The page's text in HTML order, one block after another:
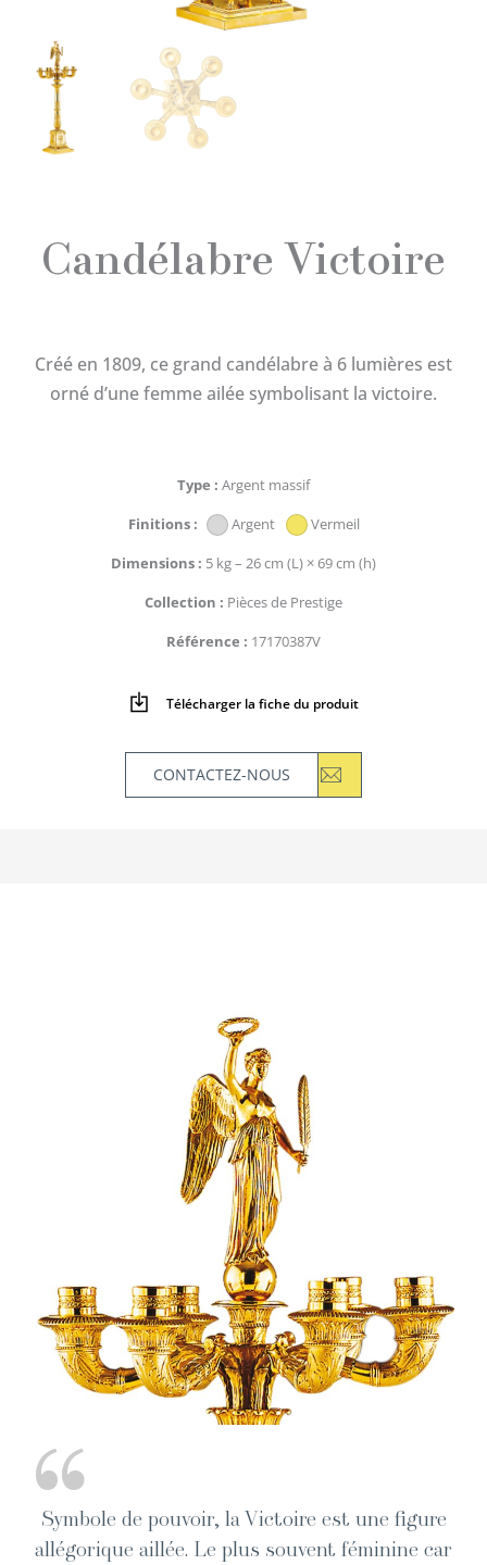
Candélabre Victoire
Créé en 1809, ce grand candélabre à 6 lumières est
orné d’une femme ailée symbolisant la victoire.
Type
Argent massif
Finitions
Argent
Vermeil
Dimensions
5 kg – 26 cm (L) × 69 cm (h)
Collection
Pièces de Prestige
Référence
17170387V
Télécharger la fiche du produit
CONTACTEZ-NOUS
“
Sym­bole de pou­voir, la Vic­toire est une fig­ure
allé­gorique ail­lée. Le plus sou­vent fémi­nine car